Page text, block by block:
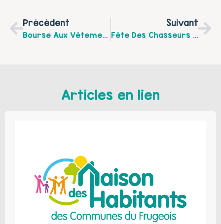
Précédent
Bourse Aux Vêtements, Jouets Et Matériel De Puériculture Organisée Par Jumeaux Et Plus, Le Mercredi 5 Juin De 9h30 À 17h
Suivant
Fête Des Chasseurs D’œufs Dans Les Quartiers Sellier, Cité 4 Et Cité 9 De Lens
Articles en lien